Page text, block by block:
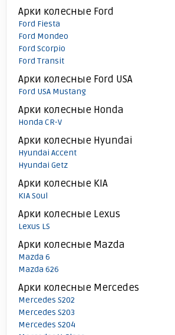
Арки колесные Ford
Ford Fiesta
Ford Mondeo
Ford Scorpio
Ford Transit
Арки колесные Ford USA
Ford USA Mustang
Арки колесные Honda
Honda CR-V
Арки колесные Hyundai
Hyundai Accent
Hyundai Getz
Арки колесные KIA
KIA Soul
Арки колесные Lexus
Lexus LS
Арки колесные Mazda
Mazda 6
Mazda 626
Арки колесные Mercedes
Mercedes S202
Mercedes S203
Mercedes S204